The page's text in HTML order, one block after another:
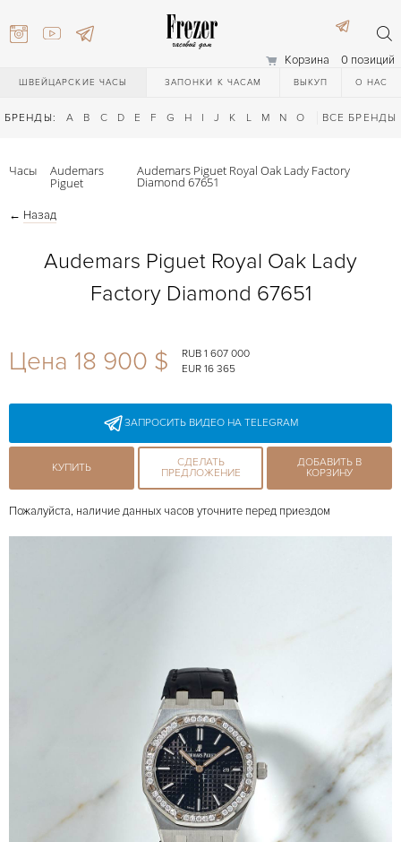
Корзина 0 позиций
ШВЕЙЦАРСКИЕ ЧАСЫ ЗАПОНКИ К ЧАСАМ ВЫКУП О НАС
БРЕНДЫ: A B C D E F G H I J K L M N O Q R S T
ВСЕ БРЕНДЫ
27-44
Часы Audemars
Piguet
Audemars Piguet Royal Oak Lady Factory
Diamond 67651
← Назад
Audemars Piguet Royal Oak Lady
Factory Diamond 67651
Цена 18 900 $
RUB 1 607 000
EUR 16 365
ЗАПРОСИТЬ ВИДЕО НА TELEGRAM
КУПИТЬ
СДЕЛАТЬ
ПРЕДЛОЖЕНИЕ
ДОБАВИТЬ В
КОРЗИНУ
Пожалуйста, наличие данных часов уточните перед приездом